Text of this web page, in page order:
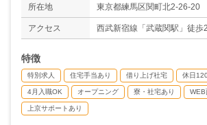
◇産前産後休暇
◇育児休暇
◇慶弔休暇
所在地 東京都練馬区関町北2-26-20
アクセス 西武新宿線「武蔵関駅」徒歩
特徴
特別求人 住宅手当あり 借り上げ社宅 休日
4月入職OK オープニング 寮・社宅あり WEB
上京サポートあり